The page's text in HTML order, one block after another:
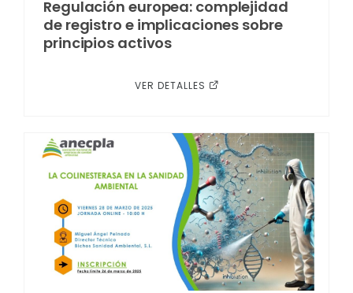
Regulación europea: complejidad
de registro e implicaciones sobre
principios activos
VER DETALLES